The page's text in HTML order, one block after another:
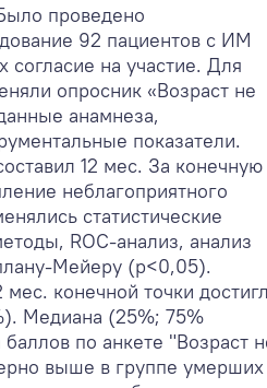
проведено
92 пациентов с ИМ
согласие на участие. Для
опросник «Возраст не
анамнеза,
показатели.
12 мес. За конечную
неблагоприятного
статистические
ROC-анализ, анализ
Мейеру (p<0,05).
мес. конечной точки
Медиана (25%; 75%
баллов по анкете "Возраст
выше в группе умерших